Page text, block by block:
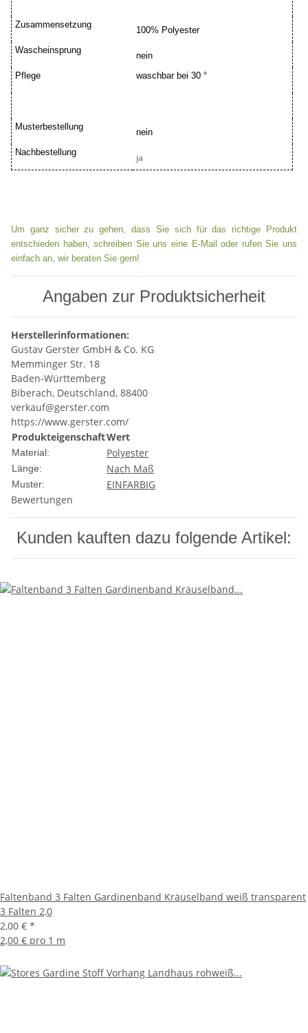
Zusammensetzung
100% Polyester
Wascheinsprung
nein
Pflege
waschbar bei 30 °
Musterbestellung
nein
Nachbestellung
ja
Um ganz sicher zu gehen, dass Sie sich für das richtige Produkt
entschieden haben, schreiben Sie uns eine E-Mail oder rufen Sie uns
einfach an, wir beraten Sie gern!
Angaben zur Produktsicherheit
Herstellerinformationen:
Gustav Gerster GmbH & Co. KG
Memminger Str. 18
Baden-Württemberg
Biberach, Deutschland, 88400
verkauf@gerster.com
https://www.gerster.com/
ProdukteigenschaftWert
Material: Polyester
Länge: Nach Maß
Muster:
EINFARBIG
Bewertungen
Kunden kauften dazu folgende Artikel:
Faltenband 3 Falten Gardinenband Kräuselband weiß transparent
3 Falten 2,0
2,00 € *
2,00 € pro 1 m